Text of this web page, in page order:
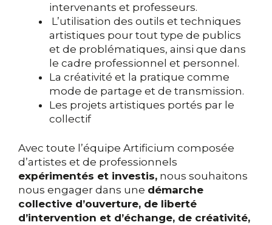
intervenants et professeurs.
L’utilisation des outils et techniques
artistiques pour tout type de publics
et de problématiques, ainsi que dans
le cadre professionnel et personnel.
La créativité et la pratique comme
mode de partage et de transmission.
Les projets artistiques portés par le
collectif
Avec toute l’équipe Artificium composée
d’artistes et de professionnels
expérimentés et investis, nous souhaitons
nous engager dans une démarche
collective d’ouverture, de liberté
d’intervention et d’échange, de créativité,